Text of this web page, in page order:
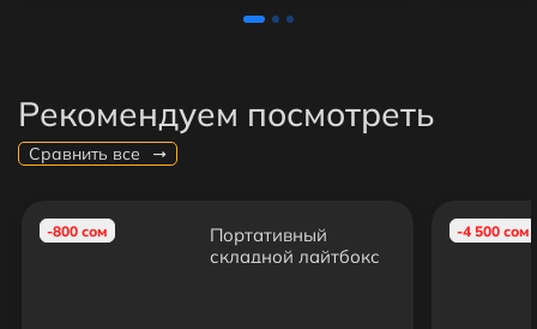
Рекомендуем посмотреть
Сравнить все
-800 сом
Портативный
складной лайтбокс
-4 500 сом